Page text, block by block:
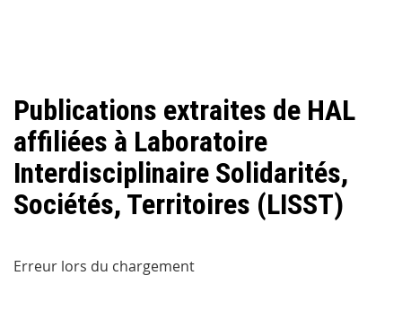
Publications extraites de HAL
affiliées à Laboratoire
Interdisciplinaire Solidarités,
Sociétés, Territoires (LISST)
Erreur lors du chargement